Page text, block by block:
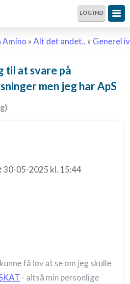
LOG IND
»Alt det andet.. » Generel
til at svare på
men jeg har ApS
30-05-2025 kl. 15:44
få lov at se om jeg skulle
- altså min personlige